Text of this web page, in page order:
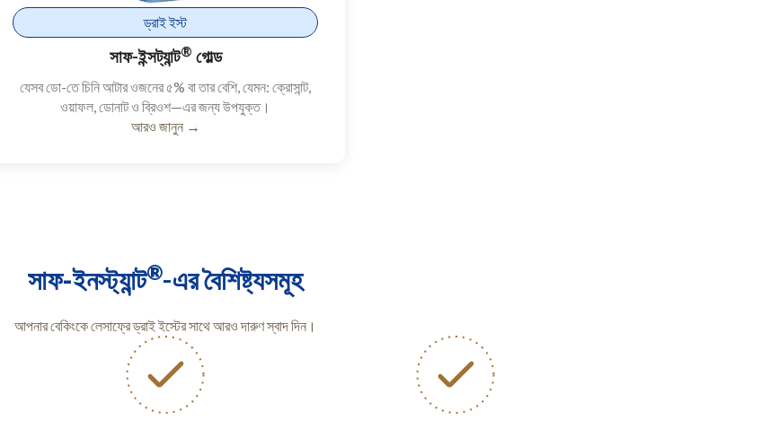
ড্রাই ইস্ট
সাফ-ইন্সট্যান্ট® গোল্ড
যেসব ডো-তে চিনি আটার ওজনের ৫% বা তার বেশি, যেমন: ক্রোসান্ট,
ওয়াফল, ডোনাট ও ব্রিওশ—এর জন্য উপযুক্ত।
আরও জানুন →
সাফ-ইনস্ট্যান্ট®-এর বৈশিষ্ট্যসমূহ
আপনার বেকিংকে লেসাফ্রে ড্রাই ইস্টের সাথে আরও দারুণ স্বাদ দিন।